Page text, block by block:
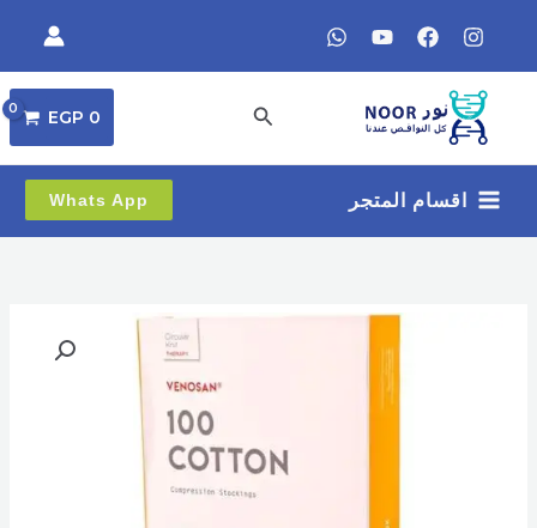
المحتوى
البحث 0
EGP
اقسام المتجر Whats App